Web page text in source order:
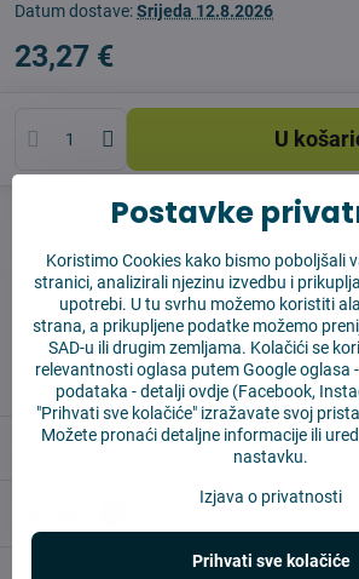
Datum dostave:Srijeda 12.8.2026
23,27 €
U
Pas čuvar Shippings
Proizvođač:4Robot
✅ Spremno za slanje odmah
✅ BESPLATNA dostava iznad 55 EUR
✅ 14 dana za povrat robe
Opis
Postavke
Koristimo Cookies kako bismo poboljšali
stranici, analizirali njezinu izvedbu i
upotrebi. U tu svrhu možemo koristiti
strana, a prikupljene podatke možemo
SAD-u ili drugim zemljama. Kolačići se
relevantnosti oglasa putem Google oglasa -
podataka -detalji ovdje (Facebook,
"Prihvati sve kolačiće" izražavate svoj
Možete pronaći detaljne informacije ili
nastavku.
Izjava o privatnosti
Prihvati sve kolačiće